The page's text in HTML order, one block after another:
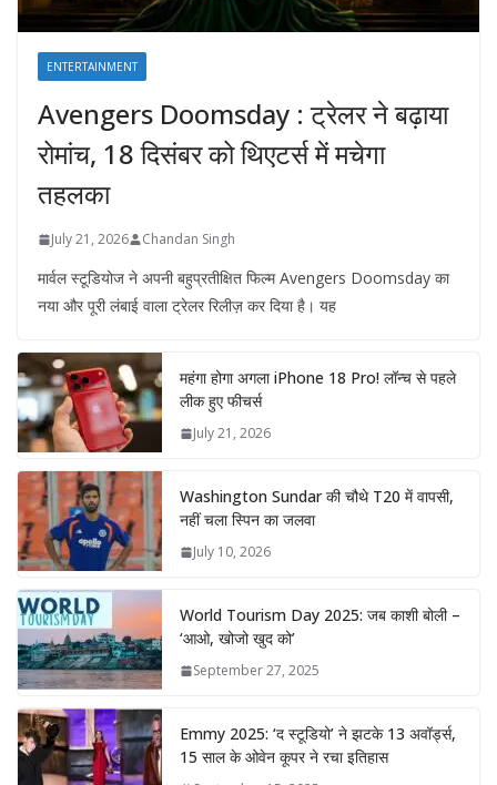
ENTERTAINMENT
Avengers Doomsday : ट्रेलर ने बढ़ाया
रोमांच, 18 दिसंबर को थिएटर्स में मचेगा
तहलका
July 21, 2026 Chandan Singh
मार्वल स्टूडियोज ने अपनी बहुप्रतीक्षित फिल्म Avengers Doomsday का
नया और पूरी लंबाई वाला ट्रेलर रिलीज़ कर दिया है। यह
महंगा होगा अगला iPhone 18 Pro! लॉन्च से पहले
लीक हुए फीचर्स
July 21, 2026
Washington Sundar की चौथे T20 में वापसी,
नहीं चला स्पिन का जलवा
July 10, 2026
World Tourism Day 2025: जब काशी बोली –
‘आओ, खोजो खुद को’
September 27, 2025
Emmy 2025: ‘द स्टूडियो’ ने झटके 13 अवॉर्ड्स,
15 साल के ओवेन कूपर ने रचा इतिहास